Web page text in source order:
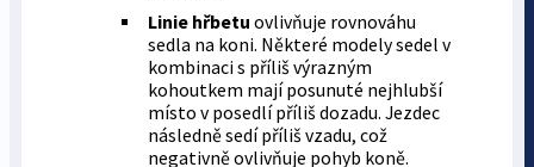
Linie hřbetu ovlivňuje rovnováhu
sedla na koni. Některé modely sedel v
kombinaci s příliš výrazným
kohoutkem mají posunuté nejhlubší
místo v posedlí příliš dozadu. Jezdec
následně sedí příliš vzadu, což
negativně ovlivňuje pohyb koně.